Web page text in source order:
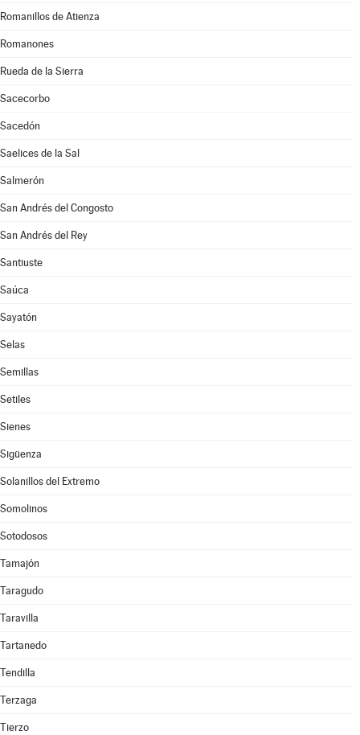
Romanillos de Atienza
Romanones
Rueda de la Sierra
Sacecorbo
Sacedón
Saelices de la Sal
Salmerón
San Andrés del Congosto
San Andrés del Rey
Santiuste
Saúca
Sayatón
Selas
Semillas
Setiles
Sienes
Sigüenza
Solanillos del Extremo
Somolinos
Sotodosos
Tamajón
Taragudo
Taravilla
Tartanedo
Tendilla
Terzaga
Tierzo